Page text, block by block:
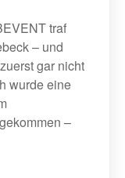
traf
– und
gar nicht
wurde eine
–